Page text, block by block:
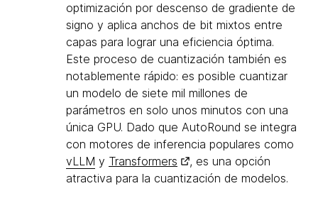
optimización por descenso de gradiente de
signo y aplica anchos de bit mixtos entre
capas para lograr una eficiencia óptima.
Este proceso de cuantización también es
notablemente rápido: es posible cuantizar
un modelo de siete mil millones de
parámetros en solo unos minutos con una
única GPU. Dado que AutoRound se integra
con motores de inferencia populares como
vLLM y Transformers
, es una opción
atractiva para la cuantización de modelos.